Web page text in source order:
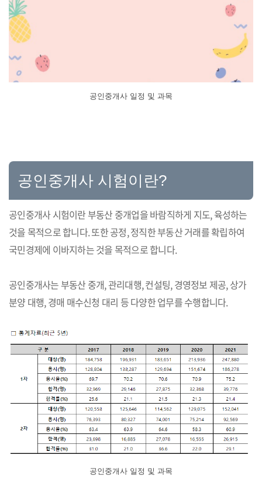
공인중개사 일정 및 과목
공인중개사 시험이란?
공인중개사 시험이란 부동산 중개업을 바람직하게 지도, 육성하는
것을 목적으로 합니다. 또한 공정, 정직한 부동산 거래를 확립하여
국민경제에 이바지하는 것을 목적으로 합니다.
공인중개사는 부동산 중개, 관리대행, 컨설팅, 경영정보 제공, 상가
분양 대행, 경매 매수신청 대리 등 다양한 업무를 수행합니다.
공인중개사 일정 및 과목